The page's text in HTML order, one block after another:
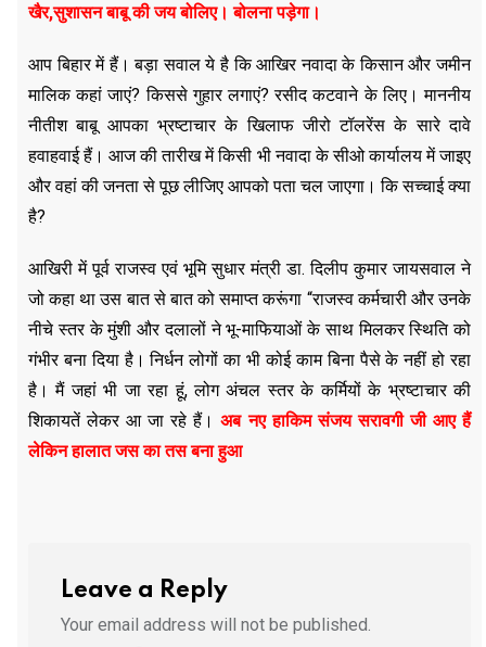
खैर,सुशासन बाबू की जय बोलिए। बोलना पड़ेगा।
आप बिहार में हैं। बड़ा सवाल ये है कि आखिर नवादा के किसान और जमीन
मालिक कहां जाएं? किससे गुहार लगाएं? रसीद कटवाने के लिए। माननीय
नीतीश बाबू आपका भ्रष्टाचार के खिलाफ जीरो टॉलरेंस के सारे दावे
हवाहवाई हैं। आज की तारीख में किसी भी नवादा के सीओ कार्यालय में जाइए
और वहां की जनता से पूछ लीजिए आपको पता चल जाएगा। कि सच्चाई क्या
है?
आखिरी में पूर्व राजस्व एवं भूमि सुधार मंत्री डा. दिलीप कुमार जायसवाल ने
जो कहा था उस बात से बात को समाप्त करूंगा “राजस्व कर्मचारी और उनके
नीचे स्तर के मुंशी और दलालों ने भू-माफियाओं के साथ मिलकर स्थिति को
गंभीर बना दिया है। निर्धन लोगों का भी कोई काम बिना पैसे के नहीं हो रहा
है। मैं जहां भी जा रहा हूं, लोग अंचल स्तर के कर्मियों के भ्रष्टाचार की
शिकायतें लेकर आ जा रहे हैं।अब नए हाकिम संजय सरावगी जी आए हैं
लेकिन हालात जस का तस बना हुआ
Leave a Reply
Your email address will not be published.